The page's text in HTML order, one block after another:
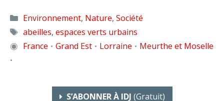
Catégories
Environnement, Nature, Société
Étiquettes
abeilles, espaces verts urbains
◉ France • Grand Est • Lorraine • Meurthe et Moselle
•
S’ABONNER À IDJ (gratuit)